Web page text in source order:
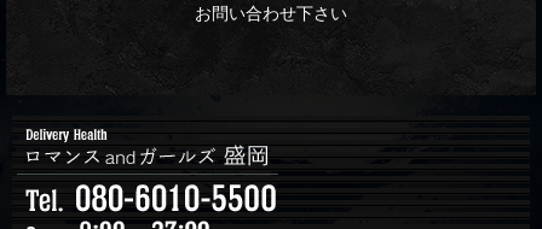
お問い合わせ下さい